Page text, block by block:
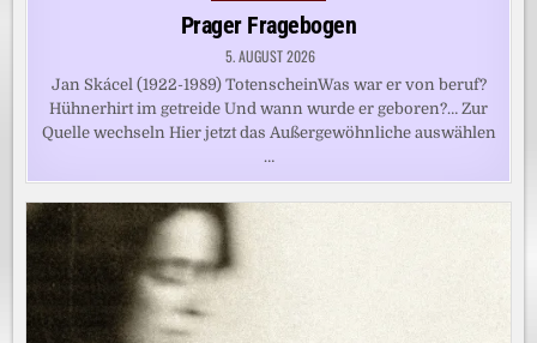
Prager Fragebogen
5. AUGUST 2026
Jan Skácel (1922-1989) TotenscheinWas war er von beruf?
Hühnerhirt im getreide Und wann wurde er geboren?… Zur
Quelle wechseln Hier jetzt das Außergewöhnliche auswählen
…